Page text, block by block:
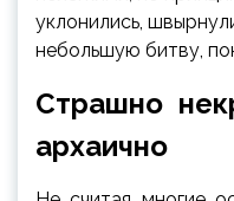
уклонились,
небольшую битву,
Страшно
архаично